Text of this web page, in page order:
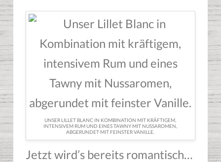
UNSER LILLET BLANC IN KOMBINATION MIT KRÄFTIGEM,
INTENSIVEM RUM UND EINES TAWNY MIT NUSSAROMEN,
ABGERUNDET MIT FEINSTER VANILLE.
Jetzt wird’s bereits romantisch…